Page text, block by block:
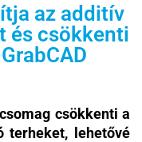
az additív
és csökkenti
csökkenti a
terheket, lehetővé